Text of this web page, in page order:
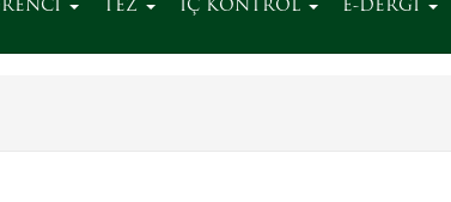
TEZ İÇ KONTROL E-DERGİ